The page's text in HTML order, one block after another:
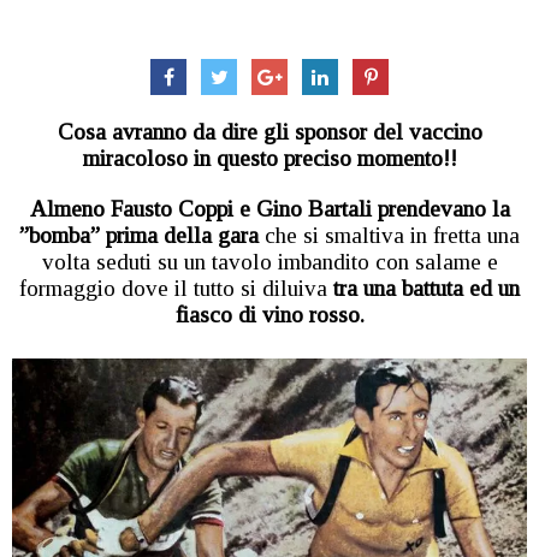
Cosa avranno da dire gli sponsor del vaccino
miracoloso in questo preciso momento!!
Almeno Fausto Coppi e Gino Bartali prendevano la
”bomba” prima della gara che si smaltiva in fretta una
volta seduti su un tavolo imbandito con salame e
formaggio dove il tutto si diluivatra una battuta ed un
fiasco di vino rosso.